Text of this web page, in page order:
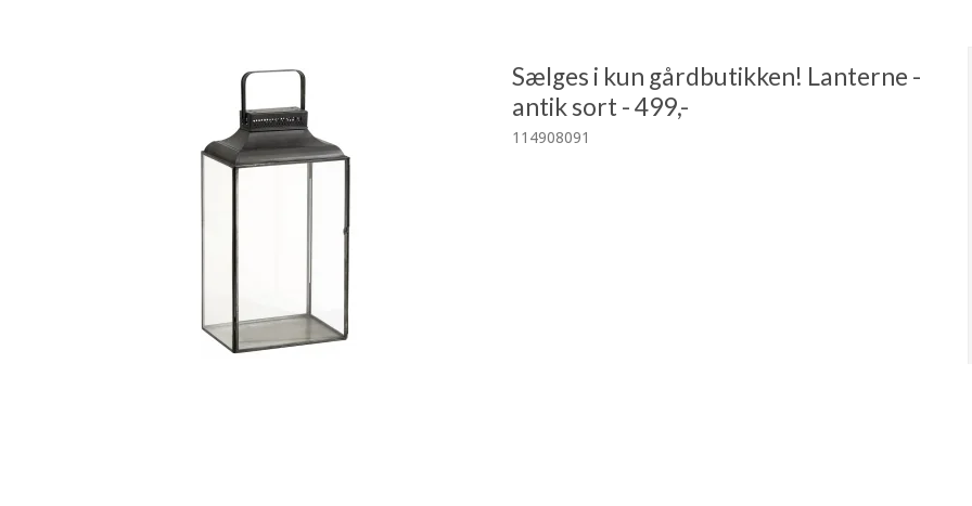
Sælges i kun gårdbutikken! Lanterne -
antik sort - 499,-
114908091